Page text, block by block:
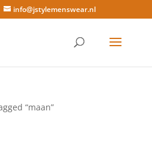
info@jstylemenswear.nl
“maan”